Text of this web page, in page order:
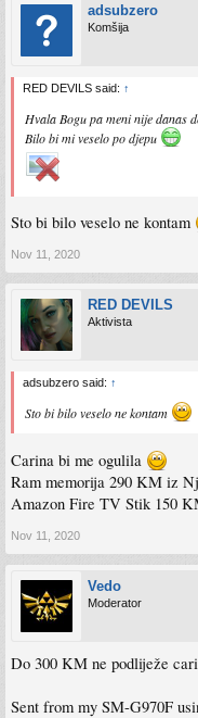
adsubzero
Komšija
RED DEVILS said: ↑
Hvala Bogu pa meni nije danas
Bilo bi mi veselo po djepu
Sto bi bilo veselo ne kontam
Nov 11, 2020
RED DEVILS
Aktivista
adsubzero said: ↑
Sto bi bilo veselo ne kontam
Carina bi me ogulila
Ram memorija 290 KM iz
Amazon Fire TV Stik 150
Nov 11, 2020
Vedo
Moderator
Do 300 KM ne podliježe
Sent from my SM-G970F